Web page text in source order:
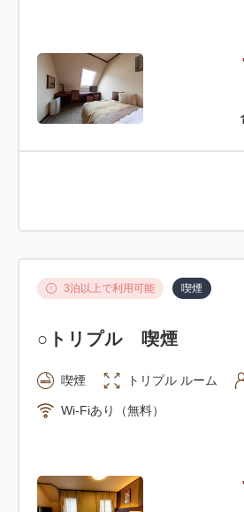
3泊以上で利用可能 喫煙
○トリプル 喫煙
喫煙 トリプル ルーム
Wi-Fiあり（無料）